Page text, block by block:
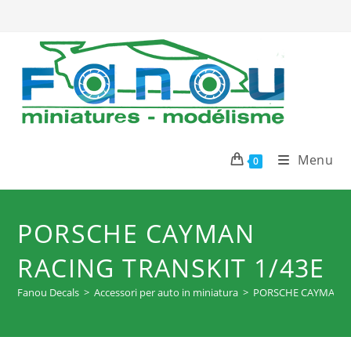
contenuto
0 Menu
PORSCHE CAYMAN
RACING TRANSKIT 1/43E
Fanou Decals > Accessori per auto in miniatura > PORSCHE CAYMAN